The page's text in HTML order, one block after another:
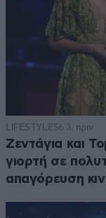
LIFESTYLE56 λ. πριν
Ζεντάγια και
γιορτή σε
απαγόρευση